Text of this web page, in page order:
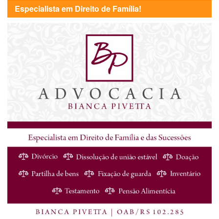
Especialista em Direito de Família!